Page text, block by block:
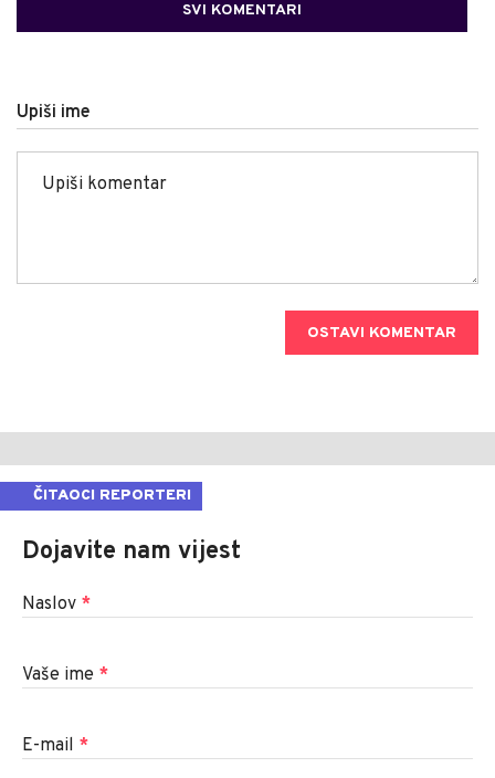
SVI KOMENTARI
Upiši ime
OSTAVI KOMENTAR
ČITAOCI REPORTERI
Dojavite nam vijest
Naslov *
Vaše ime *
E-mail *